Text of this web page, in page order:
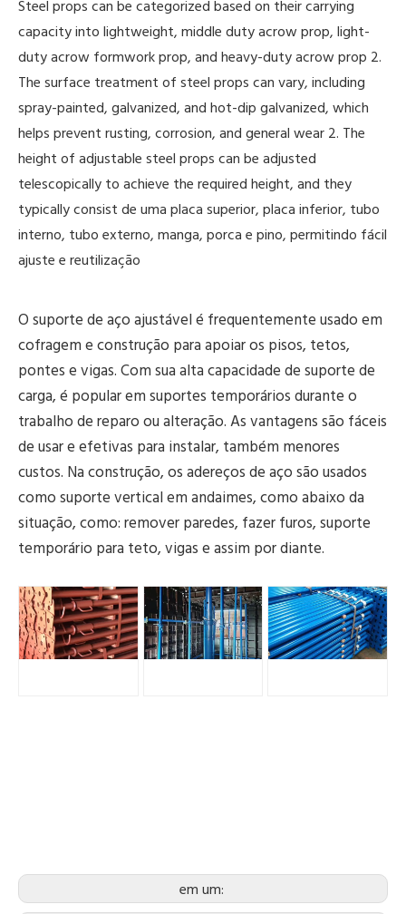
Steel props can be categorized based on their carrying
capacity into lightweight, middle duty acrow prop, light-
duty acrow formwork prop, and heavy-duty acrow prop 2.
The surface treatment of steel props can vary, including
spray-painted, galvanized, and hot-dip galvanized, which
helps prevent rusting, corrosion, and general wear 2. The
height of adjustable steel props can be adjusted
telescopically to achieve the required height, and they
typically consist de uma placa superior, placa inferior, tubo
interno, tubo externo, manga, porca e pino, permitindo fácil
ajuste e reutilização
O suporte de aço ajustável é frequentemente usado em
cofragem e construção para apoiar os pisos, tetos,
pontes e vigas. Com sua alta capacidade de suporte de
carga, é popular em suportes temporários durante o
trabalho de reparo ou alteração. As vantagens são fáceis
de usar e efetivas para instalar, também menores
custos. Na construção, os adereços de aço são usados ​​
como suporte vertical em andaimes, como abaixo da
situação, como: remover paredes, fazer furos, suporte
temporário para teto, vigas e assim por diante.
em um: